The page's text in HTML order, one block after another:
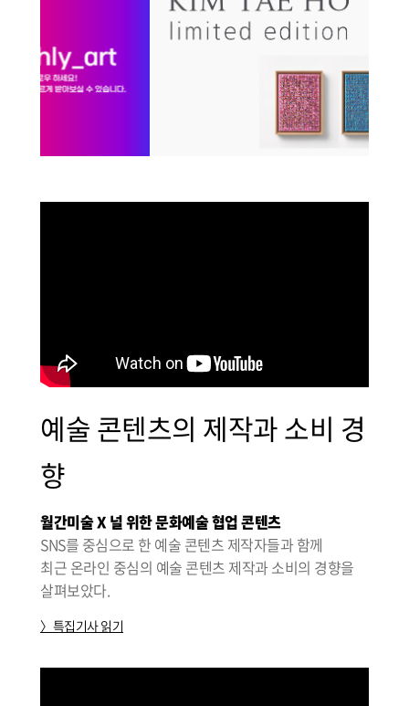
예술 콘텐츠의 제작과 소비 경
향
월간미술 X 널 위한 문화예술 협업 콘텐츠
SNS를 중심으로 한 예술 콘텐츠 제작자들과 함께
최근 온라인 중심의 예술 콘텐츠 제작과 소비의 경향을
살펴보았다.
〉특집기사 읽기